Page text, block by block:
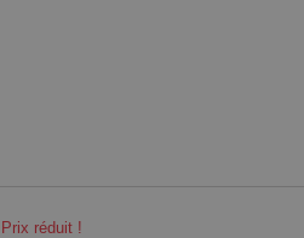
Prix réduit !